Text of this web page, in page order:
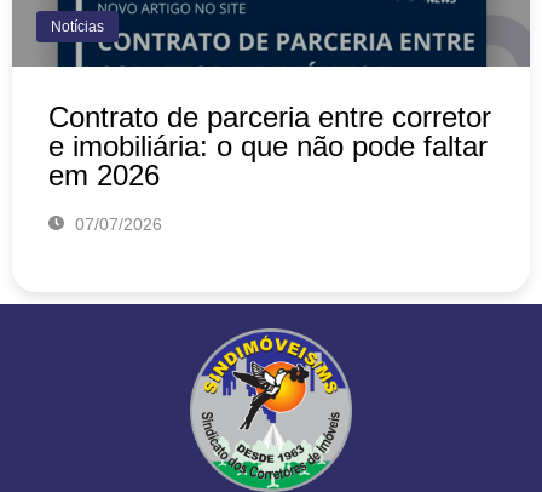
Notícias
Contrato de parceria entre corretor
e imobiliária: o que não pode faltar
em 2026
07/07/2026